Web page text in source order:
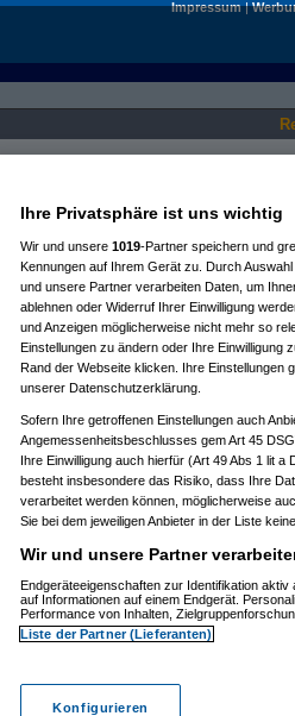
Impressum|
Ihre Privatsphäre ist uns wichtig
Wir und unsere 1019-Partner speichern und
Kennungen auf Ihrem Gerät zu. Durch
und unsere Partner verarbeiten Daten, um
ablehnen oder Widerruf Ihrer Einwilligung
und Anzeigen möglicherweise nicht mehr so
Einstellungen zu ändern oder Ihre Einwilligung
Rand der Webseite klicken. Ihre Einstellungen
unserer Datenschutzerklärung.
Sofern Ihre getroffenen Einstellungen auch
Angemessenheitsbeschlusses gem Art 45
Ihre Einwilligung auch hierfür (Art 49 Abs 1 lit
besteht insbesondere das Risiko, dass Ihre
verarbeitet werden können, möglicherweise
Sie bei dem jeweiligen Anbieter in der Liste
Wir und unsere Partner
Endgeräteeigenschaften zur Identifikation
auf Informationen auf einem Endgerät.
Performance von Inhalten,
Liste der Partner (Lieferanten)
Konfigurieren